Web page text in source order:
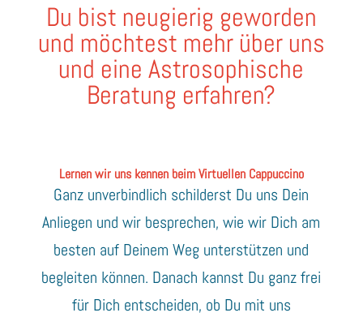
Du bist neugierig geworden
und möchtest mehr über uns
und eine Astrosophische
Beratung erfahren?
Lernen wir uns kennen beim Virtuellen Cappuccino
Ganz unverbindlich schilderst Du uns Dein
Anliegen und wir besprechen, wie wir Dich am
besten auf Deinem Weg unterstützen und
begleiten können. Danach kannst Du ganz frei
für Dich entscheiden, ob Du mit uns